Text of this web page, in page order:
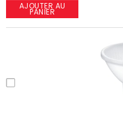
AJOUTER AU
PANIER